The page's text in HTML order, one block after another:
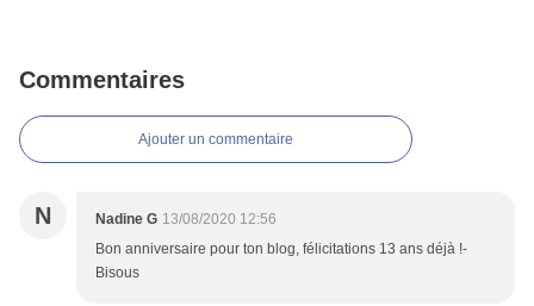
Commentaires
Ajouter un commentaire
N Nadine G 13/08/2020 12:56
Bon anniversaire pour ton blog, félicitations 13 ans déjà !-
Bisous